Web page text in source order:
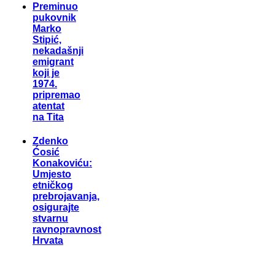
Preminuo
pukovnik
Marko
Stipić,
nekadašnji
emigrant
koji je
1974.
pripremao
atentat
na Tita
Zdenko
Ćosić
Konakoviću:
Umjesto
etničkog
prebrojavanja,
osigurajte
stvarnu
ravnopravnost
Hrvata